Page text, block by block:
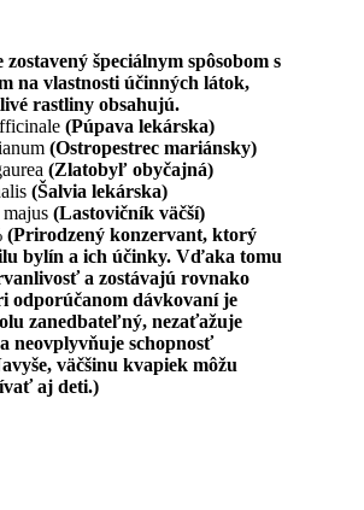
špeciálnym spôsobom s
na vlastnosti účinných látok,
rastliny obsahujú.
(Púpava lekárska)
(Ostropestrec mariánsky)
(Zlatobyľ obyčajná)
(Šalvia lekárska)
(Lastovičník väčší)
(Prirodzený konzervant, ktorý
bylín a ich účinky. Vďaka tomu
a zostávajú rovnako
odporúčanom dávkovaní je
zanedbateľný, nezaťažuje
neovplyvňuje schopnosť
väčšinu kvapiek môžu
aj deti.)